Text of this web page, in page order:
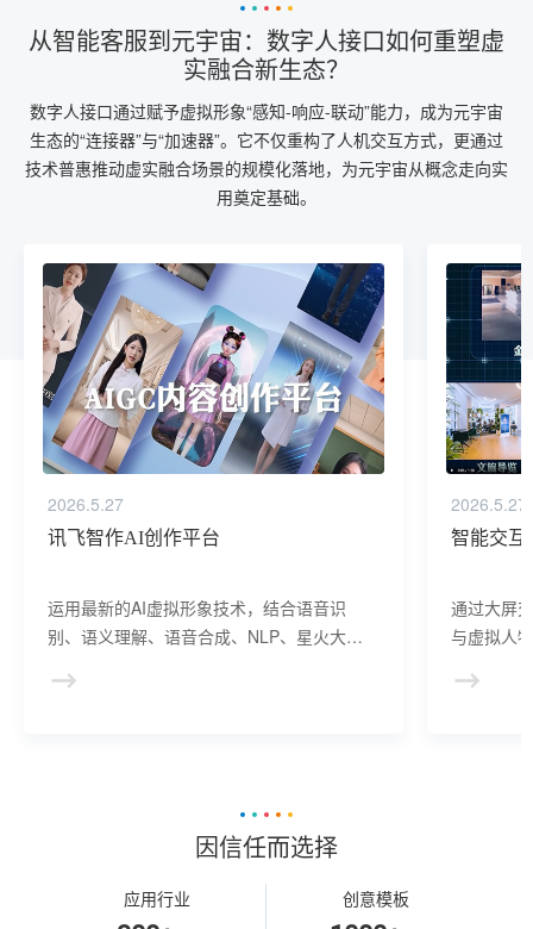
从智能客服到元宇宙：数字人接口如何重塑虚
实融合新生态？
数字人接口通过赋予虚拟形象“感知-响应-联动”能力，成为元宇宙
生态的“连接器”与“加速器”。它不仅重构了人机交互方式，更通过
技术普惠推动虚实融合场景的规模化落地，为元宇宙从概念走向实
用奠定基础。
2026.5.27
讯飞智作AI创作平台
运用最新的AI虚拟形象技术，结合语音识
别、语义理解、语音合成、NLP、星火大模
建、AI驱动、多模态交互的多场景虚拟人产
2026.5.27
智能交互
通过大屏
与虚拟人
景，可广
因信任而选择
应用行业 创意模板